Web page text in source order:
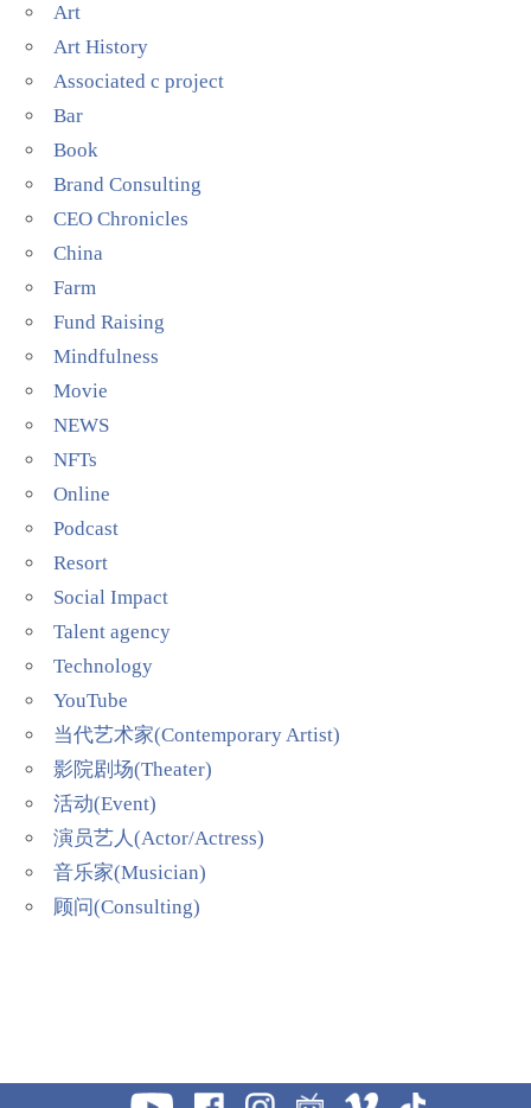
Art
Art History
Associated c project
Bar
Book
Brand Consulting
CEO Chronicles
China
Farm
Fund Raising
Mindfulness
Movie
NEWS
NFTs
Online
Podcast
Resort
Social Impact
Talent agency
Technology
YouTube
当代艺术家(Contemporary Artist)
影院剧场(Theater)
活动(Event)
演员艺人(Actor/Actress)
音乐家(Musician)
顾问(Consulting)